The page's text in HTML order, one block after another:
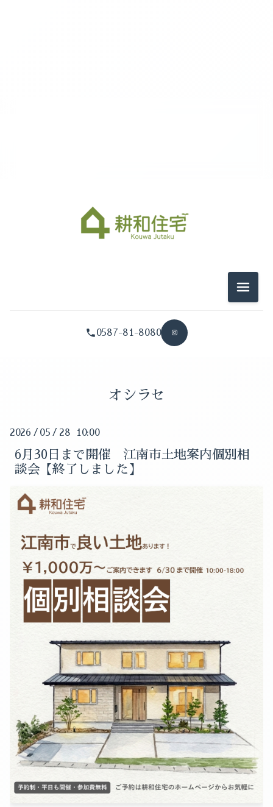
2026-04（2）
2025-07（1）
0587-81-8080
2026-04（2）
2026-02（1）
2025-11（1）
2025-09（1）
2025-07（1）
2025-06（1）
2025-05（1）
メニュ
オシラセ
2026 / 05 / 28 10:00
6月30日まで開催 江南市土地案内個別相
談会【終了しました】